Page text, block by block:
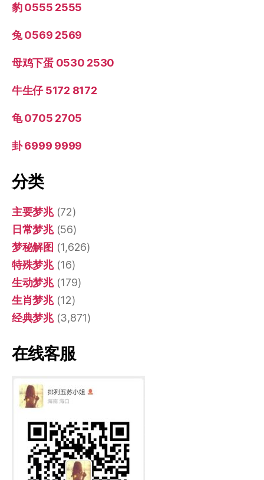
豹 0555 2555
兔 0569 2569
母鸡下蛋 0530 2530
牛生仔 5172 8172
龟 0705 2705
卦 6999 9999
分类
主要梦兆(72)
日常梦兆(56)
梦秘解图 (1,626)
特殊梦兆(16)
生动梦兆(179)
生肖梦兆(12)
经典梦兆(3,871)
在线客服